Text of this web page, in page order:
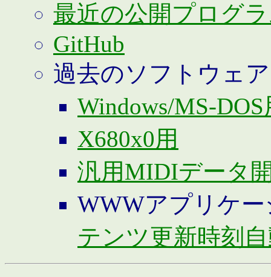
最近の公開プログ
GitHub
過去のソフトウェア
Windows/MS-DOS
X680x0用
汎用MIDIデータ
WWWアプリケ
テンツ更新時刻